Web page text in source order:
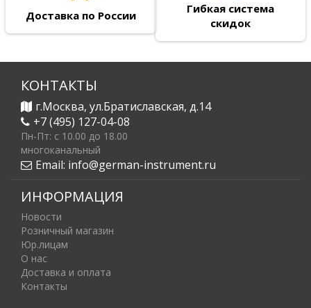
Доставка по России
Гибкая система
скидок
КОНТАКТЫ
г.Москва, ул.Братиславская, д.14
+7 (495) 127-04-08
Пн-Пт: c 10.00 до 18.00
многоканальный
Email: info@german-instrument.ru
ИНФОРМАЦИЯ
Новости
Розничный магазин
Юр.лицам
О нас
Доставка и оплата
Контакты